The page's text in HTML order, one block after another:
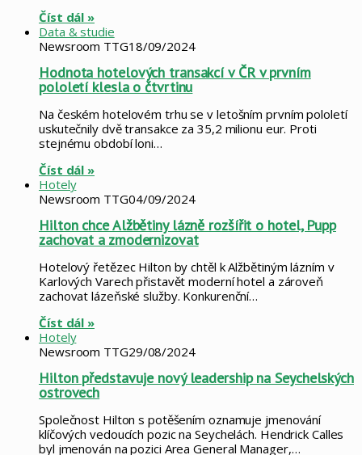
Číst dál »
Data & studie
Newsroom TTG18/09/2024
Hodnota hotelových transakcí v ČR v prvním
pololetí klesla o čtvrtinu
Na českém hotelovém trhu se v letošním prvním pololetí
uskutečnily dvě transakce za 35,2 milionu eur. Proti
stejnému období loni…
Číst dál »
Hotely
Newsroom TTG04/09/2024
Hilton chce Alžbětiny lázně rozšířit o hotel, Pupp
zachovat a zmodernizovat
Hotelový řetězec Hilton by chtěl k Alžbětiným lázním v
Karlových Varech přistavět moderní hotel a zároveň
zachovat lázeňské služby. Konkurenční…
Číst dál »
Hotely
Newsroom TTG29/08/2024
Hilton představuje nový leadership na Seychelských
ostrovech
Společnost Hilton s potěšením oznamuje jmenování
klíčových vedoucích pozic na Seychelách. Hendrick Calles
byl jmenován na pozici Area General Manager,…